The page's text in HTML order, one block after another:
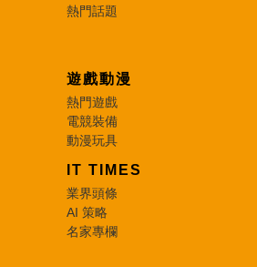
熱門話題
遊戲動漫
熱門遊戲
電競裝備
動漫玩具
IT TIMES
業界頭條
AI 策略
名家專欄